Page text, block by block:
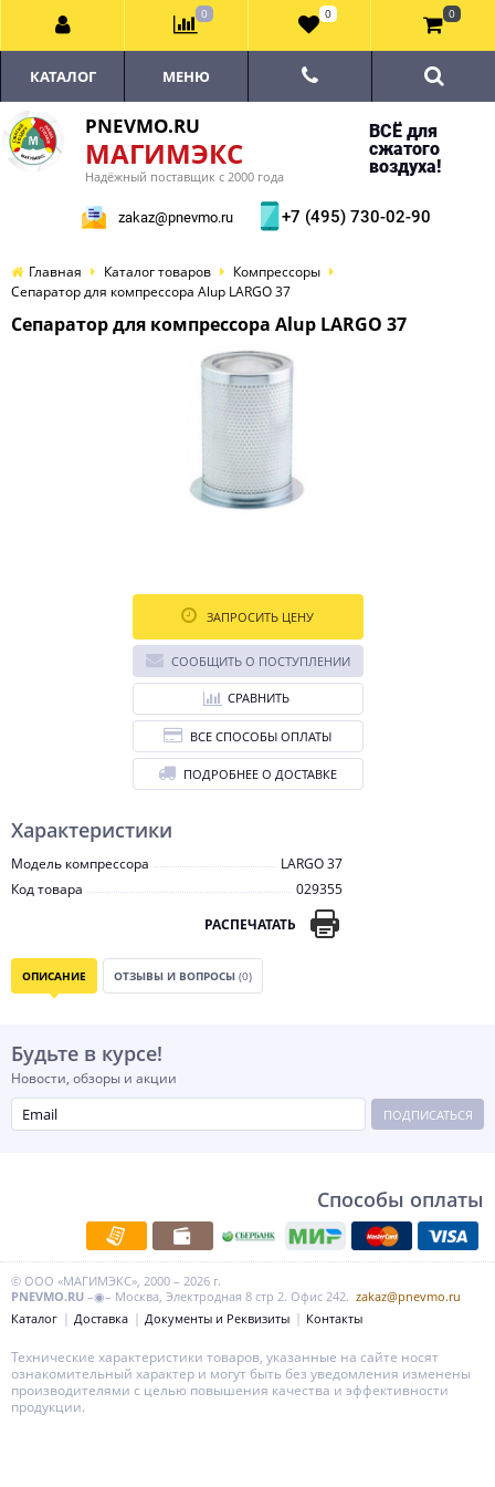
PNEVMO.RU
МАГИМЭКС
Надёжный поставщик с 2000 года
ВСЁ для
сжатого
воздуха!
zakaz@pnevmo.ru +7 (495) 730-02-90
КАТАЛОГ МЕНЮ
Главная Каталог товаров
Компрессоры
Сепаратор для компрессора Alup LARGO 37
Сепаратор для компрессора Alup LARGO 37
Характеристики
Модель компрессора
LARGO 37
Код товара
029355
РАСПЕЧАТАТЬ
ЗАПРОСИТЬ ЦЕНУ
СООБЩИТЬ О ПОСТУПЛЕНИИ
СРАВНИТЬ
ВСЕ СПОСОБЫ ОПЛАТЫ
ПОДРОБНЕЕ О ДОСТАВКЕ
ОПИСАНИЕ ОТЗЫВЫ И ВОПРОСЫ (0)
Будьте в курсе!
Новости, обзоры и акции
ПОДПИСАТЬСЯ
Способы оплаты
© ООО «МАГИМЭКС», 2000 – 2026 г.
PNEVMO.RU –◉– Москва, Электродная 8 стр 2. Офис 242. zakaz@pnevmo.ru
Каталог
Доставка Документы и Реквизиты Контакты
0 0 0
Технические характеристики товаров, указанные на сайте носят
ознакомительный характер и могут быть без уведомления изменены
производителями с целью повышения качества и эффективности
продукции.